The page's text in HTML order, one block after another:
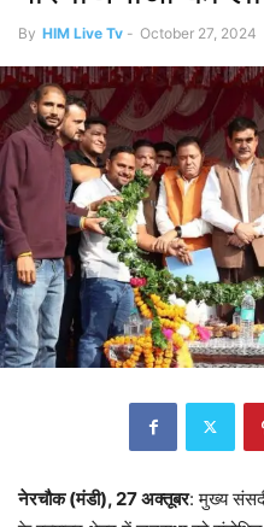
By HIM Live Tv - October 27, 2024
नेरचौक (मंडी), 27 अक्तूबर: मुख्य